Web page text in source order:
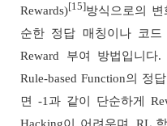
Rewards)[15]방식으로의 변
순한 정답 매칭이나 코
Reward 부여 방법입니다.
Rule-based Function의 정
면 -1과 같이 단순하게
Hacking이 어려우며, RL